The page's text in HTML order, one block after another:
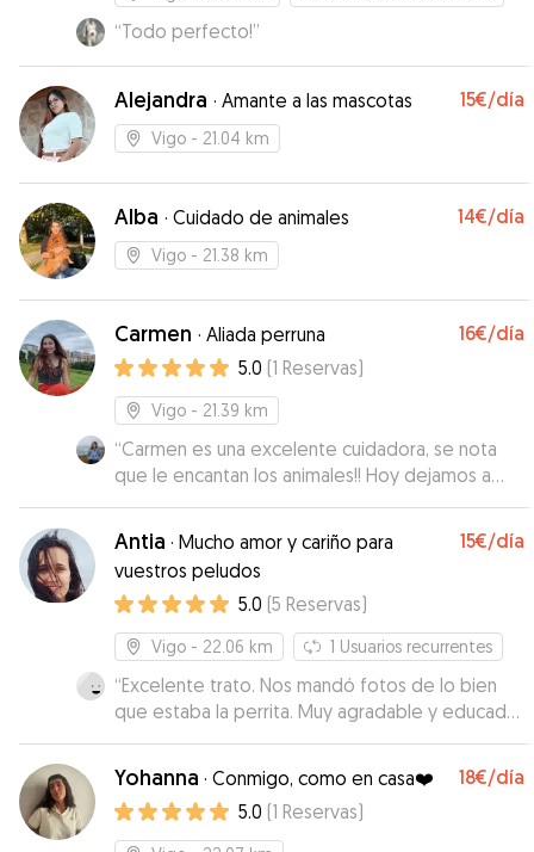
“Todo perfecto!”
Alejandra · Amante a las mascotas 15€/día
Vigo - 21.04 km
Alba · Cuidado de animales 14€/día
Vigo - 21.38 km
Carmen · Aliada perruna 16€/día
5.0 (1 Reservas)
Vigo - 21.39 km
“Carmen es una excelente cuidadora, se nota
que le encantan los animales!! Hoy dejamos a
nuestras perritas Freya y Kira con ella, he de
decir que vinieron súper contentas. Estuvieron
en el parque y en los videos y fotos que me
mandó se les veían súper feliz, y entretenidas
jugando. Desde el principio la comunicación con
Carmen ha sido de 10, es una chica muy
simpática y cariñosa, que al final es lo que
buscábamos. Si algún día nos vuelve hacer falta,
será con Carmen. No podéis dejar a vuestras
mascotas en mejores manos, sin duda la
recomiendo 100% Muchísimas gracias por todo
Carmen ♥️”
Antia · Mucho amor y cariño para
vuestros peludos
15€/día
5.0 (5 Reservas)
Vigo - 22.06 km 1 Usuarios recurrentes
“Excelente trato. Nos mandó fotos de lo bien
que estaba la perrita. Muy agradable y educada.
Recomiendo”
Yohanna · Conmigo, como en casa❤️ 18€/día
5.0 (1 Reservas)